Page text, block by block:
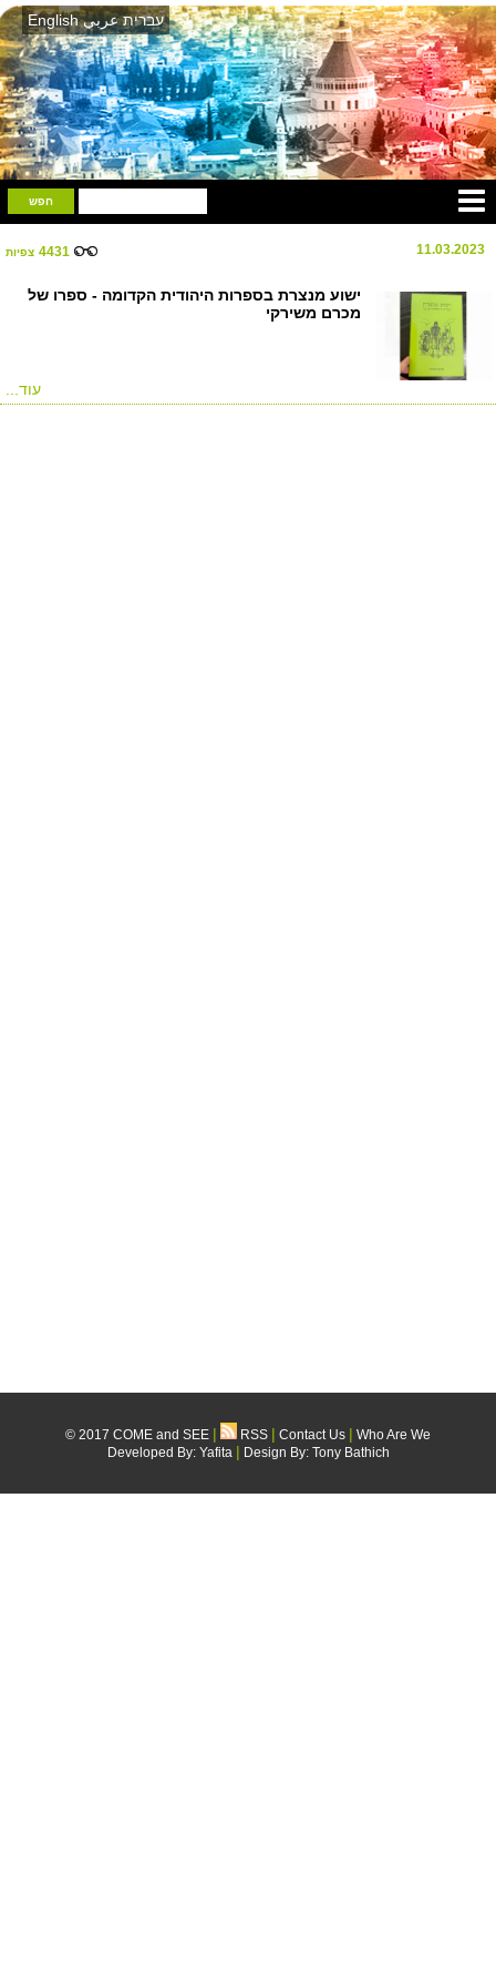
English عربي עברית
11.03.2023
4431 צפיות
ישוע מנצרת בספרות היהודית הקדומה - ספרו של
מכרם משירקי
עוד...
© 2017 COME and SEE | RSS | Contact Us | Who Are We
Developed By: Yafita | Design By: Tony Bathich